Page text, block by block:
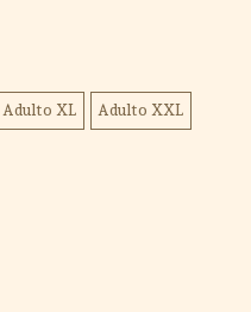
Adulto XL Adulto XXL